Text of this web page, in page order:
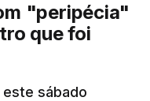
"peripécia"
que foi
sábado